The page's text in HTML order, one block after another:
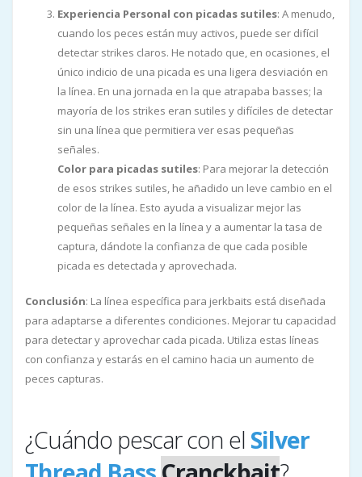
Experiencia Personal con picadas sutiles: A menudo,
cuando los peces están muy activos, puede ser difícil
detectar strikes claros. He notado que, en ocasiones, el
único indicio de una picada es una ligera desviación en
la línea. En una jornada en la que atrapaba basses; la
mayoría de los strikes eran sutiles y difíciles de detectar
sin una línea que permitiera ver esas pequeñas
señales.
Color para picadas sutiles: Para mejorar la detección
de esos strikes sutiles, he añadido un leve cambio en el
color de la línea. Esto ayuda a visualizar mejor las
pequeñas señales en la línea y a aumentar la tasa de
captura, dándote la confianza de que cada posible
picada es detectada y aprovechada.
Conclusión: La línea específica para jerkbaits está diseñada
para adaptarse a diferentes condiciones. Mejorar tu capacidad
para detectar y aprovechar cada picada. Utiliza estas líneas
con confianza y estarás en el camino hacia un aumento de
peces capturas.
¿Cuándo pescar con el Silver